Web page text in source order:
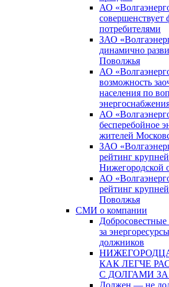
АО
потребителями
ЗАО
динамично
Поволжья
АО
возможность
населения по
АО
бесперебойное
жителей
ЗАО
рейтинг
Нижегородской
АО
рейтинг
Поволжья
СМИ о компании
за
должников
КАК ЛЕГЧЕ
С ДОЛГАМИ